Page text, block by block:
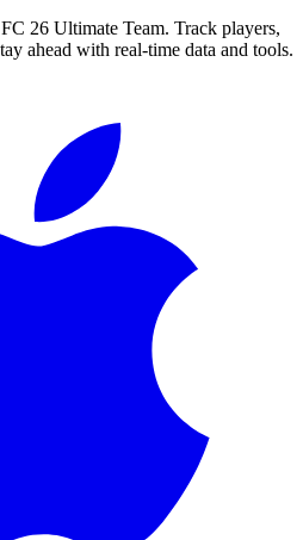
26 Ultimate Team. Track players,
ahead with real-time data and tools.